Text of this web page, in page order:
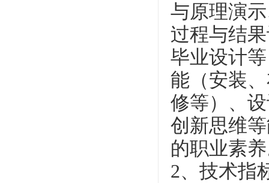
与原理演
过程与结
毕业设计
能（安装
修等）、
创新思维
的职业素
2、技术指